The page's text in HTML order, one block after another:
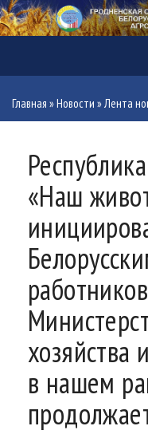
Главная »Новости »Лента
«Наш
хозяйства
в нашем